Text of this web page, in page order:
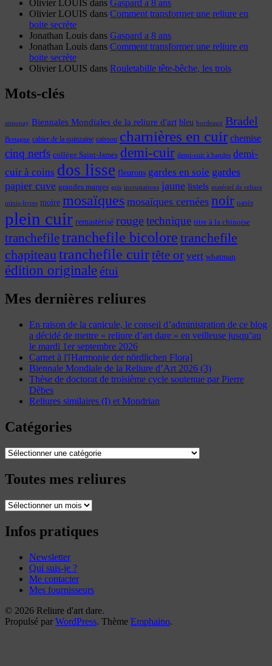
Olivier LOUIS dans Gaspard a 8 ans
Olivier LOUIS dans Comment transformer une reliure en
boite secrète
Jonathan Louis dans Gaspard a 8 ans
Jonathan Louis dans Comment transformer une reliure en
boite secrète
Olivier LOUIS dans Rouletabille tête-bêche, les trois
Mots-clés
annonay Biennales Mondiales de la reliure d'art bleu bordeaux Bradel
Bretagne cahier de la quinzaine caisson charnières en cuir chemise
cinq nerfs collège Saint-James demi-cuir demi-cuir à bandes demi-
cuir à coins dos lisse fleurons gardes en soie gardes
papier cuve grandes marges gris incrustations jaune listels matériel de reliure
minis-livres moire mosaïques mosaïques cernées noir oasis
plein cuir remastérisé rougetechnique titre à la chinoise
tranchefiletranchefile bicolore tranchefile
chapiteautranchefile cuirtête or vert whatman
édition originaleétui
Mes dernières reliures
En raison de la canicule, le conseil d’administration de ce blog
a décidé de mettre « reliure d’art dare » en veilleuse jusqu’au
le mardi 1er septembre 2026
Carnet à l'[Harmonie der nördlichen Flora]
Biennale Mondiale de la Reliure d’Art 2026 (3)
Thèse de doctorat de troisième cycle soutenue par Pierre
Dèbes
Reliures similaires (I) et Mondrian
Catégories
Catégories
Toutes mes reliures
Toutes
reliures
Infos pratiques
Newsletter
Qui suis-je ?
Me contacter
Mes fournisseurs
© 2026 Reliure d'art dare.
Propulsé par WordPress. Thème Emphaino.